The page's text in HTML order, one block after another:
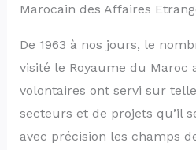
Marocain des Affaires
De 1963 à nos jours, le
visité le Royaume du Maroc
volontaires ont servi sur
secteurs et de projets qu’il
avec précision les champs